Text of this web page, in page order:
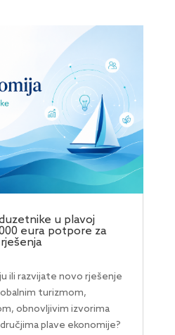
u plavoj
eura potpore za
ili razvijate novo rješenje
turizmom,
obnovljivim izvorima
plave ekonomije?